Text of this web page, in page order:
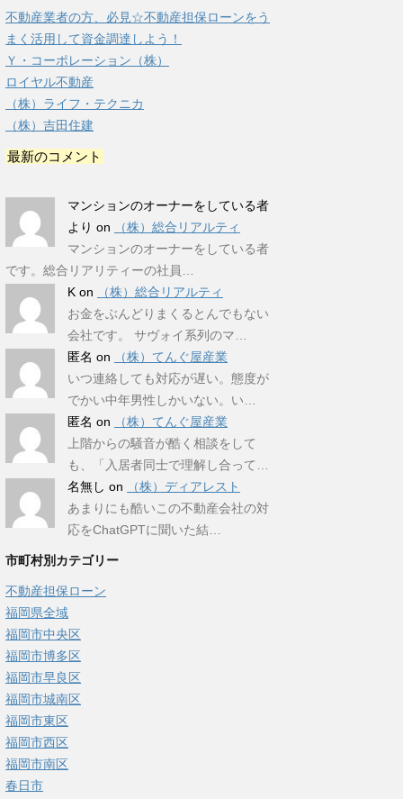
不動産業者の方、必見☆不動産担保ローンをう
まく活用して資金調達しよう！
Ｙ・コーポレーション（株）
ロイヤル不動産
（株）ライフ・テクニカ
（株）吉田住建
最新のコメント
マンションのオーナーをしている者
より on
（株）総合リアルティ
マンションのオーナーをしている者
です。総合リアリティーの社員…
K on
（株）総合リアルティ
お金をぶんどりまくるとんでもない
会社です。 サヴォイ系列のマ…
匿名 on
（株）てんぐ屋産業
いつ連絡しても対応が遅い。態度が
でかい中年男性しかいない。い…
匿名 on
（株）てんぐ屋産業
上階からの騒音が酷く相談をして
も、「入居者同士で理解し合って…
名無し on
（株）ディアレスト
あまりにも酷いこの不動産会社の対
応をChatGPTに聞いた結…
市町村別カテゴリー
不動産担保ローン
福岡県全域
福岡市中央区
福岡市博多区
福岡市早良区
福岡市城南区
福岡市東区
福岡市西区
福岡市南区
春日市